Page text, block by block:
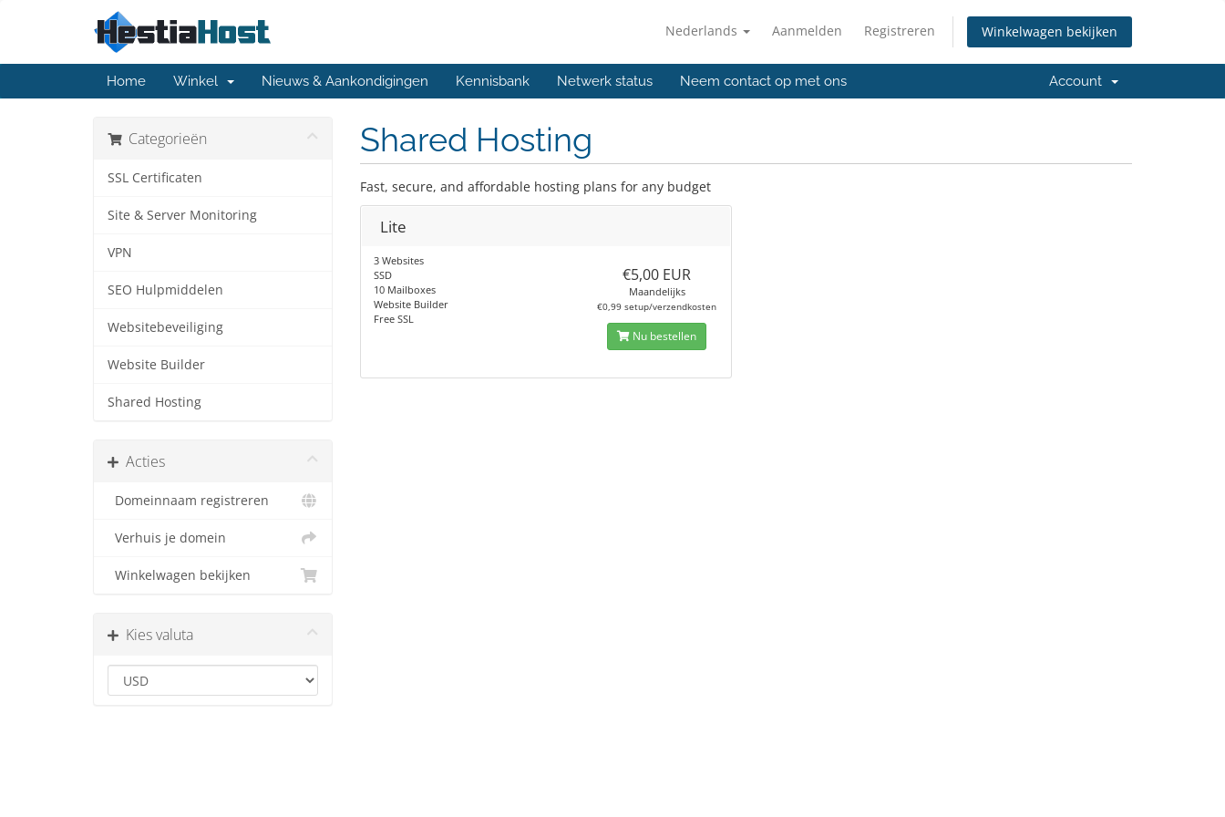
Nederlands Aanmelden Registreren Winkelwagen bekijken
Home Winkel Nieuws & Aankondigingen Kennisbank Netwerk status Neem contact op met ons Account
Categorieën
SSL Certificaten
Site & Server Monitoring
VPN
SEO Hulpmiddelen
Websitebeveiliging
Website Builder
Shared Hosting
Acties
Domeinnaam registreren
Verhuis je domein
Winkelwagen bekijken
Kies valuta
Shared Hosting
Fast, secure, and affordable hosting plans for any budget
Lite
3 Websites
SSD
10 Mailboxes
Website Builder
Free SSL
€5,00 EUR
Maandelijks
€0,99 setup/verzendkosten
Nu bestellen